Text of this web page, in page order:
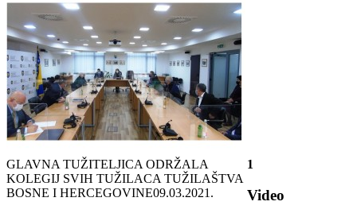
GLAVNA TUŽITELJICA ODRŽALA
KOLEGIJ SVIH TUŽILACA TUŽILAŠTVA
BOSNE I HERCEGOVINE09.03.2021.
1
Video